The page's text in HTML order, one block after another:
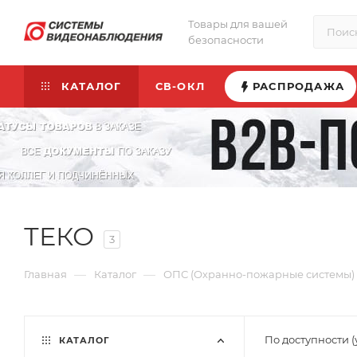
Товары для вашей
безопасности
КАТАЛОГ СВ-ОКЛ РАСПРОДАЖА
ТЕКО 3
Главная — Каталог — ОПС (Охранно-пожарные системы)
По доступности
КАТАЛОГ